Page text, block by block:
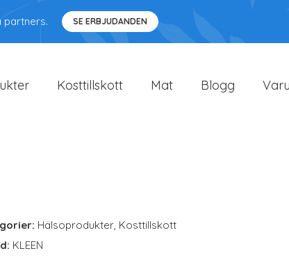
partners. SE ERBJUDANDEN
Kosttillskott Mat Blogg
Hälsoprodukter, Kosttillskott
KLEEN